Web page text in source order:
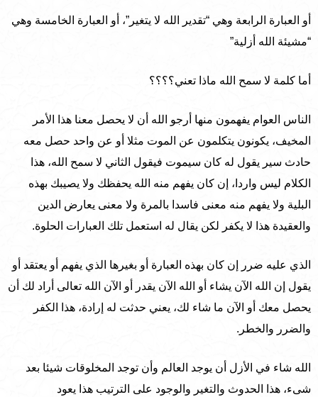
أو العبارة الرابعة وهي “تقدير الله لا يتغير”، أو العبارة الخامسة وهي
“مشيئة الله أزلية”
أما كلمة لا سمح الله ماذا تعني؟؟؟؟
الناس العوام يفهمون منها أرجو الله أن لا يحصل معنا هذا الأمر
المخيف، يكونون يتكلمون عن الموت مثلا أو عن واحد حصل معه
حادث سير يقول له كان سيموت فيقول الثاني لا سمح الله، هذا
الكلام ليس واردا، إن كان يفهم منه الله يحفظك ولا يصيبك بهذه
البلية ولا يفهم منه معنى فاسدا بالمرة ولا معنى يعارض الدين
والعقيدة هذا لا يكفر لكن يقال له استعمل تلك العبارات الحلوة.
الذي عليه ضرر إن كان بهذه العبارة أو بغيرها الذي يفهم أو يعتقد أو
يقول إن الله الآن يشاء أو الله الآن يقدر أو الآن الله تعالى أراد لك أن
يحصل معك أو الآن ما شاء لك، يعني حدثت له إرادة، هذا الكفر
والضرر والخطر.
الله شاء في الأزل أن يوجد العالم وأن توجد المخلوقات شيئا بعد
شىء، هذا الحدوث والتغير والوجود على الترتيب هذا يعود